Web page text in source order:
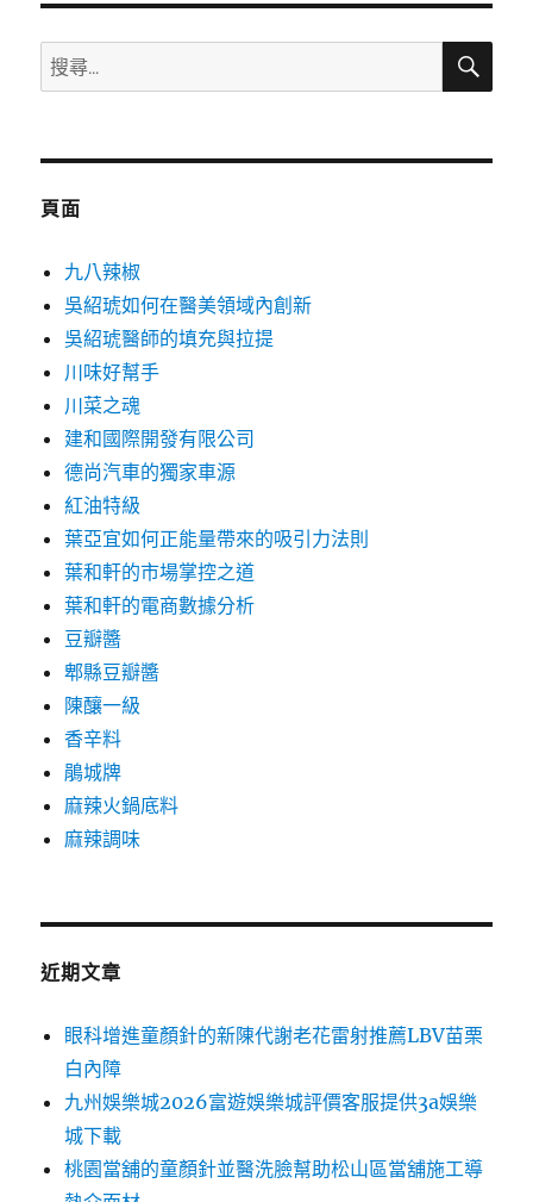
搜
尋
鍵
搜
頁面
九八辣椒
吳紹琥如何在醫美領域內創新
吳紹琥醫師的填充與拉提
川味好幫手
川菜之魂
建和國際開發有限公司
德尚汽車的獨家車源
紅油特級
葉亞宜如何正能量帶來的吸引力法則
葉和軒的市場掌控之道
葉和軒的電商數據分析
豆瓣醬
郫縣豆瓣醬
陳釀一級
香辛料
鵑城牌
麻辣火鍋底料
麻辣調味
近期文章
眼科增進童顏針的新陳代謝老花雷射推薦LBV苗栗
白內障
九州娛樂城2026富遊娛樂城評價客服提供3a娛樂
城下載
桃園當舖的童顏針並醫洗臉幫助松山區當舖施工導